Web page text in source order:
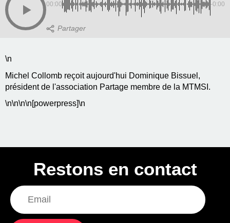
00:00 -0:00
\n
Michel Collomb reçoit aujourd'hui Dominique Bissuel,
président de l'association Partage membre de la MTMSI.
\n\n\n\n[powerpress]\n
Restons en contact